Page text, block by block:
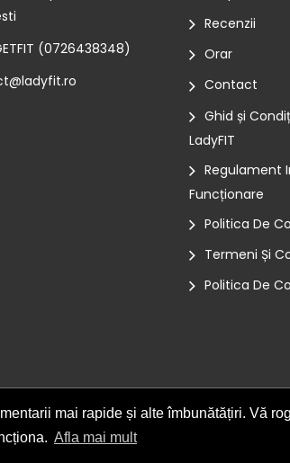
mai rapide și alte îmbunătățiri. Vă
Afla mai mult
(0726438348)
Recenzii
Orar
Contact
Ghid și
LadyFIT
Regulament
Funcționare
Politica De
Termeni Și
Politica De